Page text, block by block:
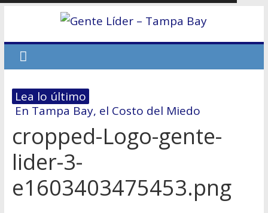
Lea lo último
En Tampa Bay, el Costo del Miedo
Hablemos de dinero # 7 – La
reestructuración financiera: El 70/30
El primer paso hacia la Independencia
Económica
No dejes que el miedo te derrote
cropped-Logo-gente-
lider-3-
e1603403475453.png